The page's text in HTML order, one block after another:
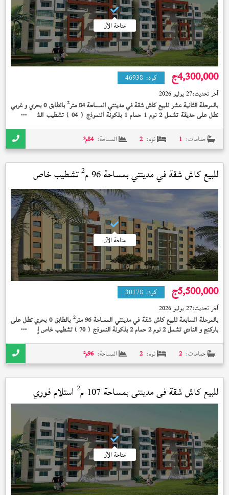
متاحة الآن
4,300,000ج كود: 46938
آخر تحديث:27 يوليو 2026
بالمرحلة الثانية عشر للبيع كاش شقة في مدينتي المساحة 84 متر 2 بالطابق 0 بحري و غربي
تطل على حديقة تشمل 2 نوم 1 حمام 1 بلكونة النموذج ( 04 ) تشطيب الشركة إستلام
13000حمامات: 1 نوم: 2 المساحة: 84م²
للبيع كاش شقة فيمدينتيبمساحة 96 م 2تشطيب خاص
استلام فوري
متاحة الآن
5,500,000ج كود: 30178
آخر تحديث:27 يوليو 2026
بالمرحلة السابعة للبيع كاش شقة في مدينتي المساحة 96 متر 2 بالطابق 0 بحري تطل على
باركنج و النادي تشمل 2 نوم 2 حمام 2 بلكونة النموذج ( 70) تشطيب خاص إستلام فوري
حمامات: 2 نوم: 2 المساحة: 96م²
للبيع كاش شقة فيمدينتيبمساحة 107 م 2 استلام فوري
متاحة الآن